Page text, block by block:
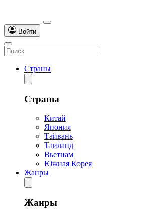
Войти
Страны
Страны
Китай
Япония
Тайвань
Таиланд
Вьетнам
Южная Корея
Жанры
Жанры